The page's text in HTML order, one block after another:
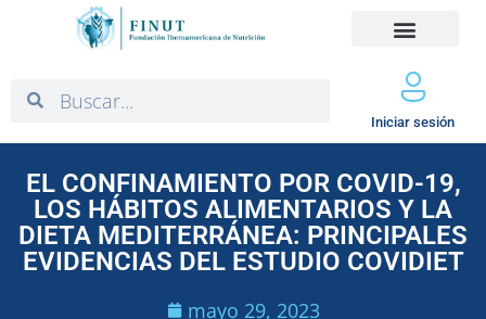
Iniciar sesión
EL CONFINAMIENTO POR COVID-19,
LOS HÁBITOS ALIMENTARIOS Y LA
DIETA MEDITERRÁNEA: PRINCIPALES
EVIDENCIAS DEL ESTUDIO COVIDIET
mayo 29, 2023